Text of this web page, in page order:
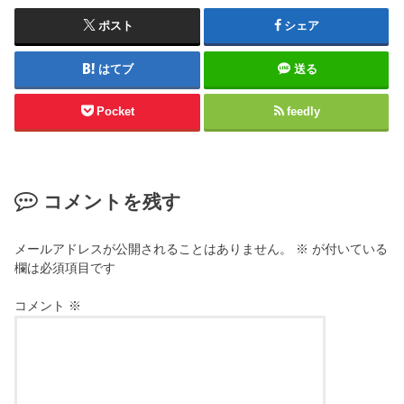
ポスト シェア
はてブ 送る
Pocket feedly
コメントを残す
メールアドレスが公開されることはありません。 ※ が付いている
欄は必須項目です
コメント ※